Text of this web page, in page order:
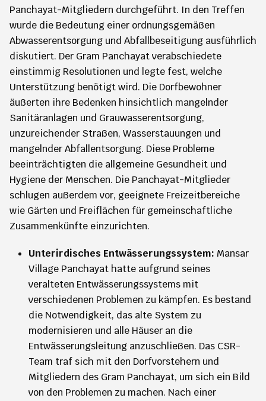
Panchayat-Mitgliedern durchgeführt. In den Treffen
wurde die Bedeutung einer ordnungsgemäßen
Abwasserentsorgung und Abfallbeseitigung ausführlich
diskutiert. Der Gram Panchayat verabschiedete
einstimmig Resolutionen und legte fest, welche
Unterstützung benötigt wird. Die Dorfbewohner
äußerten ihre Bedenken hinsichtlich mangelnder
Sanitäranlagen und Grauwasserentsorgung,
unzureichender Straßen, Wasserstauungen und
mangelnder Abfallentsorgung. Diese Probleme
beeinträchtigten die allgemeine Gesundheit und
Hygiene der Menschen. Die Panchayat-Mitglieder
schlugen außerdem vor, geeignete Freizeitbereiche
wie Gärten und Freiflächen für gemeinschaftliche
Zusammenkünfte einzurichten.
Unterirdisches Entwässerungssystem: Mansar
Village Panchayat hatte aufgrund seines
veralteten Entwässerungssystems mit
verschiedenen Problemen zu kämpfen. Es bestand
die Notwendigkeit, das alte System zu
modernisieren und alle Häuser an die
Entwässerungsleitung anzuschließen. Das CSR-
Team traf sich mit den Dorfvorstehern und
Mitgliedern des Gram Panchayat, um sich ein Bild
von den Problemen zu machen. Nach einer